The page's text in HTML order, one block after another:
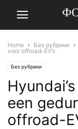
Home Без рубрики
voor offroad-EV’s
Без рубрики
een
offroad-